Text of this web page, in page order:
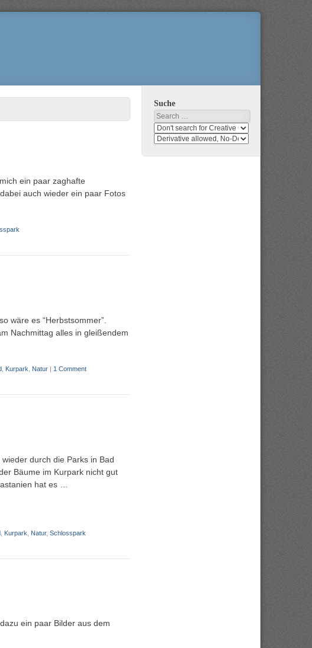
ein paar zaghafte
auch wieder ein paar Fotos
wäre es “Herbstsommer”.
Nachmittag alles in gleißendem
Kurpark Natur | 1 Comment
durch die Parks in Bad
Bäume im Kurpark nicht gut
hat es …
Kurpark Natur, Schlosspark
ein paar Bilder aus dem
Suche
Search
Search
media
search